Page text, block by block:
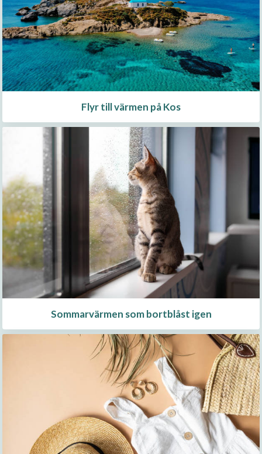
Flyr till värmen på Kos
Sommarvärmen som bortblåst igen